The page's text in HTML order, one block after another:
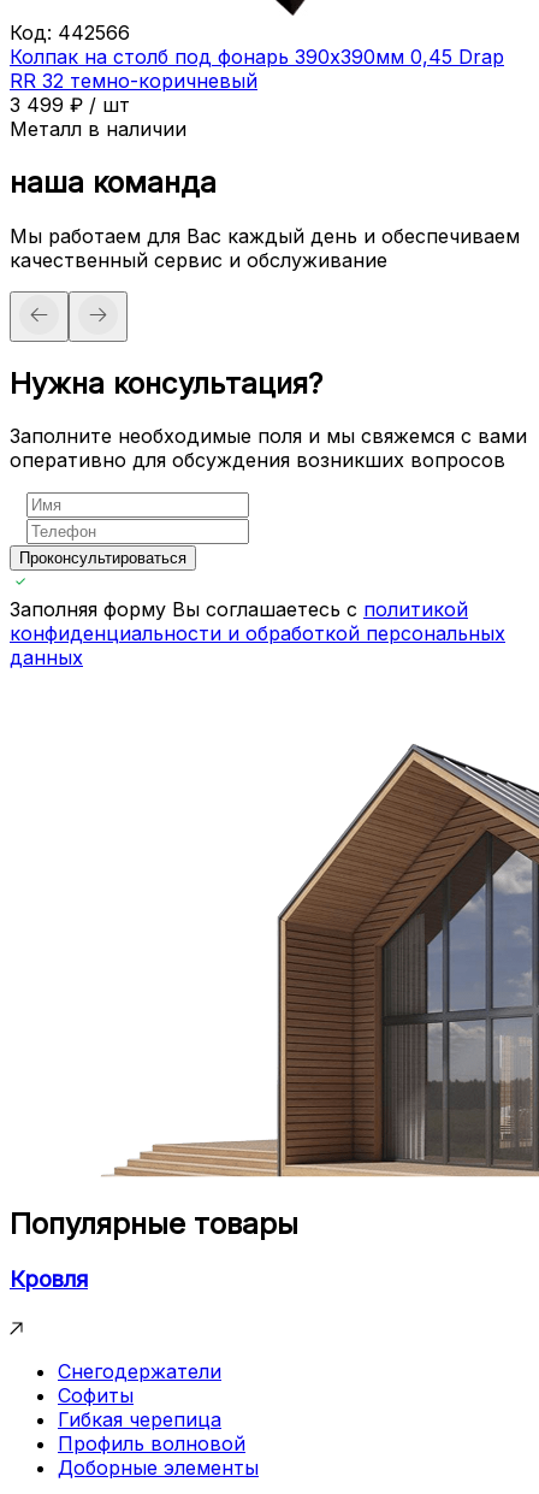
Код: 442566
Колпак на столб под фонарь 390х390мм 0,45 Drap
RR 32 темно-коричневый
3 499 ₽ / шт
Металл в наличии
наша команда
Мы работаем для Вас каждый день и обеспечиваем
качественный сервис и обслуживание
Нужна консультация?
Заполните необходимые поля и мы свяжемся с вами
оперативно для обсуждения возникших вопросов
Проконсультироваться
Заполняя форму Вы соглашаетесь с политикой
конфиденциальности и обработкой персональных
данных
Популярные товары
Кровля
Снегодержатели
Софиты
Гибкая черепица
Профиль волновой
Доборные элементы